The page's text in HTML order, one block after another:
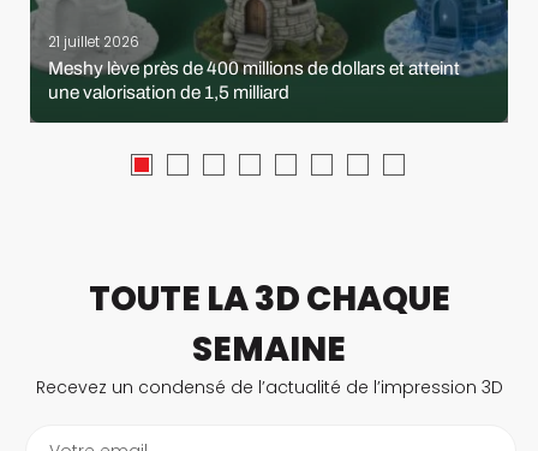
21 juillet 2026
Meshy lève près de 400 millions de dollars et atteint
une valorisation de 1,5 milliard
TOUTE LA 3D CHAQUE
SEMAINE
Recevez un condensé de l’actualité de l’impression 3D